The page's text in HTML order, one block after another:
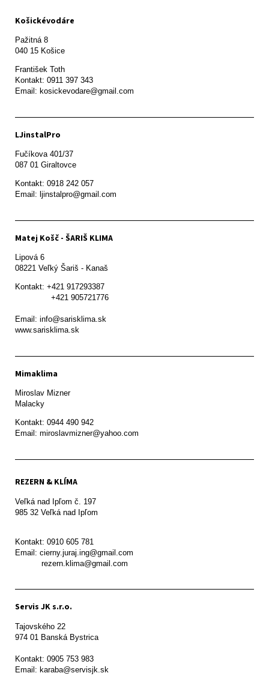
Košickévodáre
Pažitná 8
František Toth
Kontakt: 0911 397 343
Email: kosickevodare@gmail.com
LJinstalPro
Fučíkova 401/37
087 01 Giraltovce
Kontakt: 0918 242 057
Email: ljinstalpro@gmail.com
Matej Košč - ŠARIŠ KLIMA
Lipová 6
08221 Veľký Šariš - Kanaš
Kontakt: +421 917293387
Email: info@sarisklima.sk
www.sarisklima.sk
Mimaklima
Miroslav Mizner
Malacky
Kontakt: 0944 490 942
REZERN & KLÍMA
Veľká nad Ipľom č. 197
985 32 Veľká nad Ipľom
Kontakt: 0910 605 781
Email: cierny.juraj.ing@gmail.com
           rezern.klima@gmail.com
Servis JK s.r.o.
Tajovského 22
974 01 Banská Bystrica
Kontakt: 0905 753 983
Email: karaba@servisjk.sk